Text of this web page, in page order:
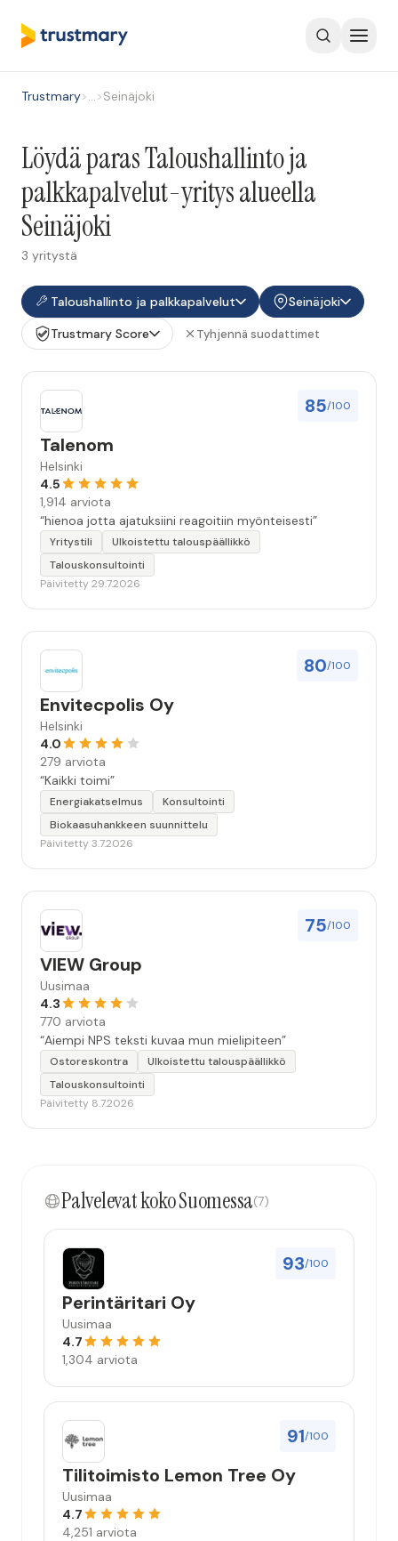
Trustmary>…>Seinäjoki
Löydä paras Taloushallinto ja
palkkapalvelut-yritys alueella
Seinäjoki
3 yritystä
Taloushallinto ja palkkapalvelut
Seinäjoki
Trustmary Score
Tyhjennä suodattimet
85/100
Talenom
Helsinki
4.5
1,914 arviota
“hienoa jotta ajatuksiini reagoitiin myönteisesti”
Yritystili
Ulkoistettu talouspäällikkö
Talouskonsultointi
Päivitetty 29.7.2026
80/100
Envitecpolis Oy
Helsinki
4.0
279 arviota
“Kaikki toimi”
Energiakatselmus
Konsultointi
Biokaasuhankkeen suunnittelu
Päivitetty 3.7.2026
75/100
VIEW Group
Uusimaa
4.3
770 arviota
“Aiempi NPS teksti kuvaa mun mielipiteen”
Ostoreskontra
Ulkoistettu talouspäällikkö
Talouskonsultointi
Päivitetty 8.7.2026
Palvelevat koko Suomessa(7)
93/100
Perintäritari Oy
Uusimaa
4.7
1,304 arviota
91/100
Tilitoimisto Lemon Tree Oy
Uusimaa
4.7
4,251 arviota